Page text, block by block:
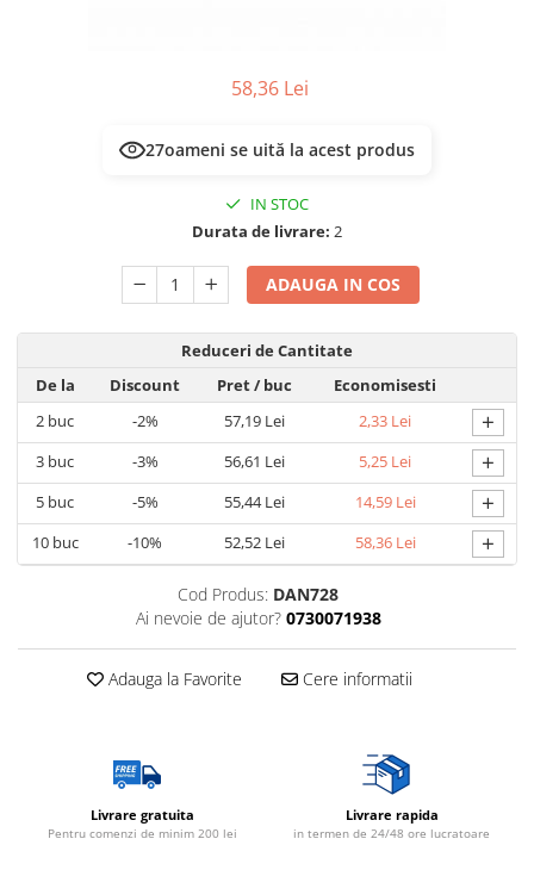
Triplu Stecher
Întrerupătoare/Comutatoare
Ştechere/Stecher adaptor
Ţeavă PVC
58,36 Lei
26oameni se uită la acest produs
IN STOC
Durata de livrare: 2
ADAUGA IN COS
Reduceri de Cantitate
De la
Discount Pret/ buc
Economisesti
2 buc -2% 57,19 Lei 2,33 Lei +
3 buc -3% 56,61 Lei 5,25 Lei +
5 buc -5% 55,44 Lei 14,59 Lei +
10buc -10% 52,52 Lei 58,36 Lei +
Cod Produs: DAN728
Ai nevoie de ajutor? 0730071938
Adauga la Favorite Cere informatii
Livrare gratuita
Pentru comenzi de minim 200 lei
Livrare rapida
in termen de 24/48 ore lucratoare